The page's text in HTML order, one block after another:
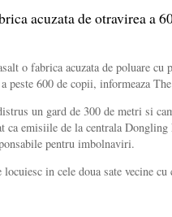
acuzata de otravirea a
o fabrica acuzata de poluare cu
peste 600 de copii, informeaza
un gard de 300 de metri si
ca emisiile de la centrala Dongling
pentru imbolnaviri.
in cele doua sate vecine cu